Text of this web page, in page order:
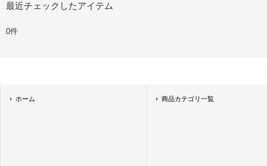
最近チェックしたアイテム
0件
ホーム 商品カテゴリ一覧